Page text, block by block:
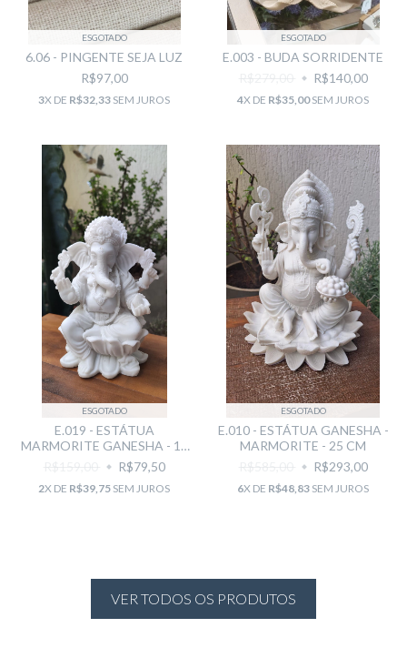
ESGOTADO
6.06 - PINGENTE SEJA LUZ
R$97,00
3X DE R$32,33 SEM JUROS
ESGOTADO
E.003 - BUDA SORRIDENTE
R$279,00
R$140,00
4X DE R$35,00SEM JUROS
ESGOTADO
E.019 - ESTÁTUA
MARMORITE GANESHA - 14
R$159,00 R$79,50
2X DE R$39,75 SEM JUROS
ESGOTADO
E.010 - ESTÁTUA GANESHA -
MARMORITE - 25 CM
R$585,00
R$293,00
6X DE R$48,83 SEM JUROS
VER TODOS OS PRODUTOS